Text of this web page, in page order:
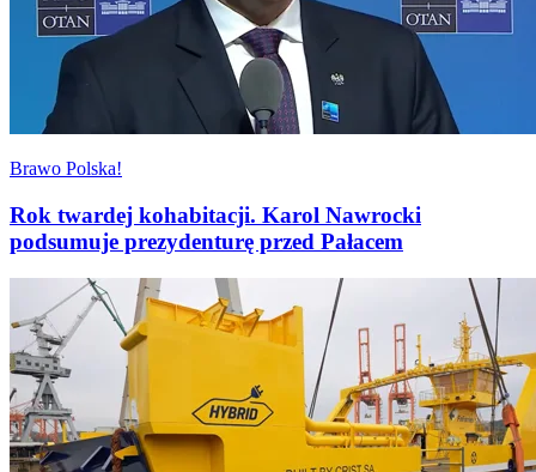
Brawo Polska!
Rok twardej kohabitacji. Karol Nawrocki
podsumuje prezydenturę przed Pałacem